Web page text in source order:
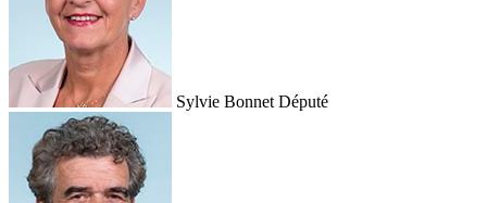
Sylvie Bonnet Député